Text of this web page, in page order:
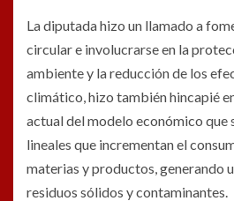
La diputada hizo un llamado a
circular e involucrarse en la
ambiente y la reducción de los
climático, hizo también hincapié
actual del modelo económico que
lineales que incrementan el
materias y productos, generando
residuos sólidos y contaminantes.